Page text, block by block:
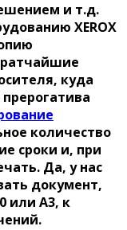
и т.д.
XEROX
куда
количество
сроки и, при
Да, у нас
документ,
или А3, к